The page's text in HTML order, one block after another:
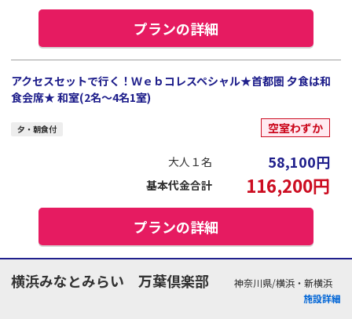
プランの詳細
アクセスセットで行く！Ｗｅｂコレスペシャル★首都圏 夕食は和
食会席★ 和室(2名～4名1室)
夕・朝食付 空室わずか
大人１名 58,100円
基本代金合計 116,200円
プランの詳細
横浜みなとみらい 万葉倶楽部
神奈川県/横浜・新横浜
施設詳細